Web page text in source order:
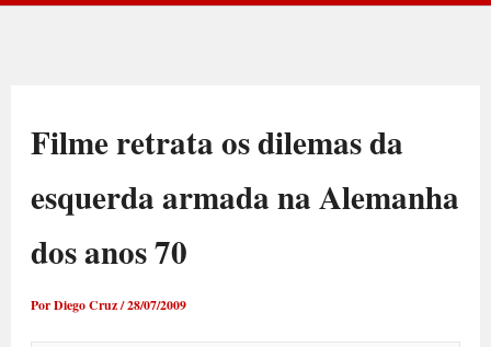
Filme retrata os dilemas da
esquerda armada na Alemanha
dos anos 70
PorDiego Cruz/28/07/2009